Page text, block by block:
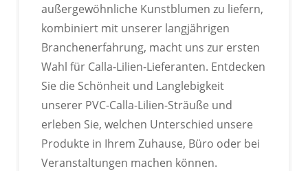
außergewöhnliche Kunstblumen zu liefern,
kombiniert mit unserer langjährigen
Branchenerfahrung, macht uns zur ersten
Wahl für Calla-Lilien-Lieferanten. Entdecken
Sie die Schönheit und Langlebigkeit
unserer PVC-Calla-Lilien-Sträuße und
erleben Sie, welchen Unterschied unsere
Produkte in Ihrem Zuhause, Büro oder bei
Veranstaltungen machen können.
ANPASSBARES LOGO
Wir können exklusive Etiketten, Kartonlogos usw.
individuell gestalten.